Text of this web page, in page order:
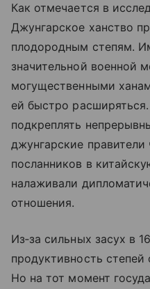
Как отмечается в
Джунгарское ханство
плодородным степям.
значительной военной
могущественными
ей быстро
подкреплять
джунгарские правители
посланников в
налаживали
отношения.
Из‑за сильных засух в
продуктивность степей
Но на тот момент